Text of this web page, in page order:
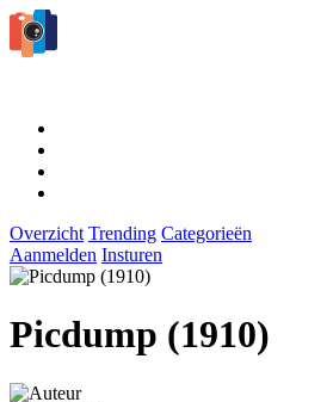
Overzicht Trending Categorieën
Aanmelden Insturen
Picdump (1910)